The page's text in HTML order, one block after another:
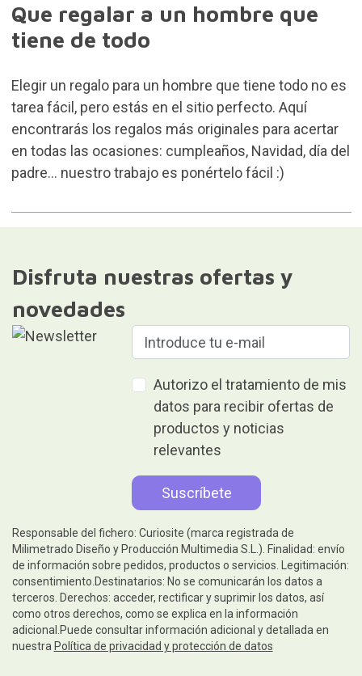
Que regalar a un hombre que
tiene de todo
Elegir un regalo para un hombre que tiene todo no es
tarea fácil, pero estás en el sitio perfecto. Aquí
encontrarás los regalos más originales para acertar
en todas las ocasiones: cumpleaños, Navidad, día del
padre… nuestro trabajo es ponértelo fácil :)
Disfruta nuestras ofertas y
novedades
Autorizo el tratamiento de mis
datos para recibir ofertas de
productos y noticias
relevantes
Responsable del fichero: Curiosite (marca registrada de
Milimetrado Diseño y Producción Multimedia S.L.). Finalidad: envío
de información sobre pedidos, productos o servicios. Legitimación:
consentimiento.Destinatarios: No se comunicarán los datos a
terceros. Derechos: acceder, rectificar y suprimir los datos, así
como otros derechos, como se explica en la información
adicional.Puede consultar información adicional y detallada en
nuestra Política de privacidad y protección de datos